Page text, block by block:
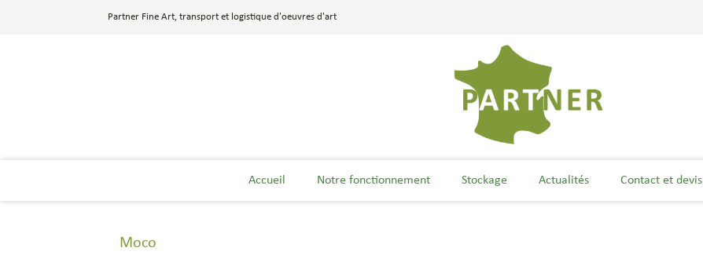
Partner Fine Art, transport et logistique d'oeuvres d'art
Accueil Notre fonctionnement Stockage Actualités Contact et devis
Moco